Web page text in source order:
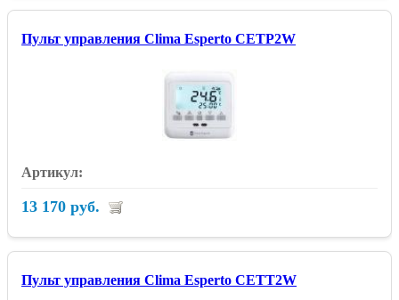
Пульт управления Clima Esperto CETP2W
13 170 руб.
Пульт управления Clima Esperto CETT2W